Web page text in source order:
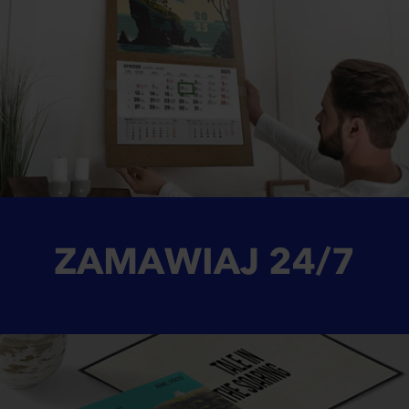
ZAMAWIAJ 24/7